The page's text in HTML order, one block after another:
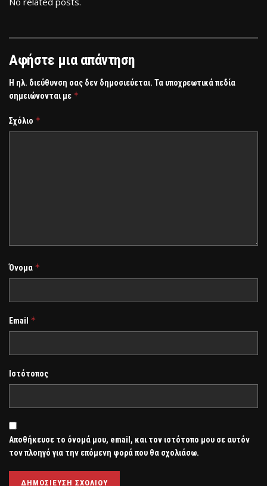
Αφήστε μια απάντηση
Η ηλ. διεύθυνση σας δεν δημοσιεύεται. Τα υποχρεωτικά πεδία
σημειώνονται με *
Σχόλιο *
Όνομα *
Email *
Ιστότοπος
Αποθήκευσε το όνομά μου, email, και τον ιστότοπο μου σε αυτόν
τον πλοηγό για την επόμενη φορά που θα σχολιάσω.